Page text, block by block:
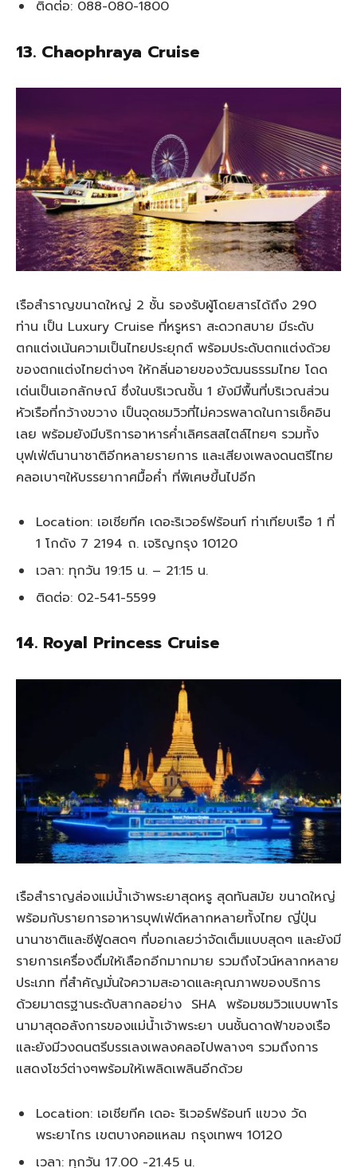
ติดต่อ: 088-080-1800
13. Chaophraya Cruise
เรือสำราญขนาดใหญ่ 2 ชั้น รองรับผู้โดยสารได้ถึง 290
ท่าน เป็น Luxury Cruise ที่หรูหรา สะดวกสบาย มีระดับ
ตกแต่งเน้นความเป็นไทยประยุกต์ พร้อมประดับตกแต่งด้วย
ของตกแต่งไทยต่างๆ ให้กลิ่นอายของวัฒนธรรมไทย โดด
เด่นเป็นเอกลักษณ์ ซึ่งในบริเวณชั้น 1 ยังมีพื้นที่บริเวณส่วน
หัวเรือที่กว้างขวาง เป็นจุดชมวิวที่ไม่ควรพลาดในการเช็คอิน
เลย พร้อมยังมีบริการอาหารค่ำเลิศรสสไตล์ไทยๆ รวมทั้ง
บุฟเฟ่ต์นานาชาติอีกหลายรายการ และเสียงเพลงดนตรีไทย
คลอเบาๆให้บรรยากาศมื้อค่ำ ที่พิเศษขึ้นไปอีก
Location: เอเชียทีค เดอะริเวอร์ฟร้อนท์ ท่าเทียบเรือ 1 ที่
1 โกดัง 7 2194 ถ. เจริญกรุง 10120
เวลา: ทุกวัน 19:15 น. – 21:15 น.
ติดต่อ: 02-541-5599
14. Royal Princess Cruise
เรือสำราญล่องแม่น้ำเจ้าพระยาสุดหรู สุดทันสมัย ขนาดใหญ่
พร้อมกับรายการอาหารบุฟเฟ่ต์หลากหลายทั้งไทย ญี่ปุ่น
นานาชาติและซีฟู้ดสดๆ ที่บอกเลยว่าจัดเต็มแบบสุดๆ และยังมี
รายการเครื่องดื่มให้เลือกอีกมากมาย รวมถึงไวน์หลากหลาย
ประเภท ที่สำคัญมั่นใจความสะอาดและคุณภาพของบริการ
ด้วยมาตรฐานระดับสากลอย่าง SHA พร้อมชมวิวแบบพาโร
นามาสุดอลังการของแม่น้ำเจ้าพระยา บนชั้นดาดฟ้าของเรือ
และยังมีวงดนตรีบรรเลงเพลงคลอไปพลางๆ รวมถึงการ
แสดงโชว์ต่างๆพร้อมให้เพลิดเพลินอีกด้วย
Location: เอเชียทีค เดอะ ริเวอร์ฟร้อนท์ แขวง วัด
พระยาไกร เขตบางคอแหลม กรุงเทพฯ 10120
เวลา: ทุกวัน 17.00 -21.45 น.